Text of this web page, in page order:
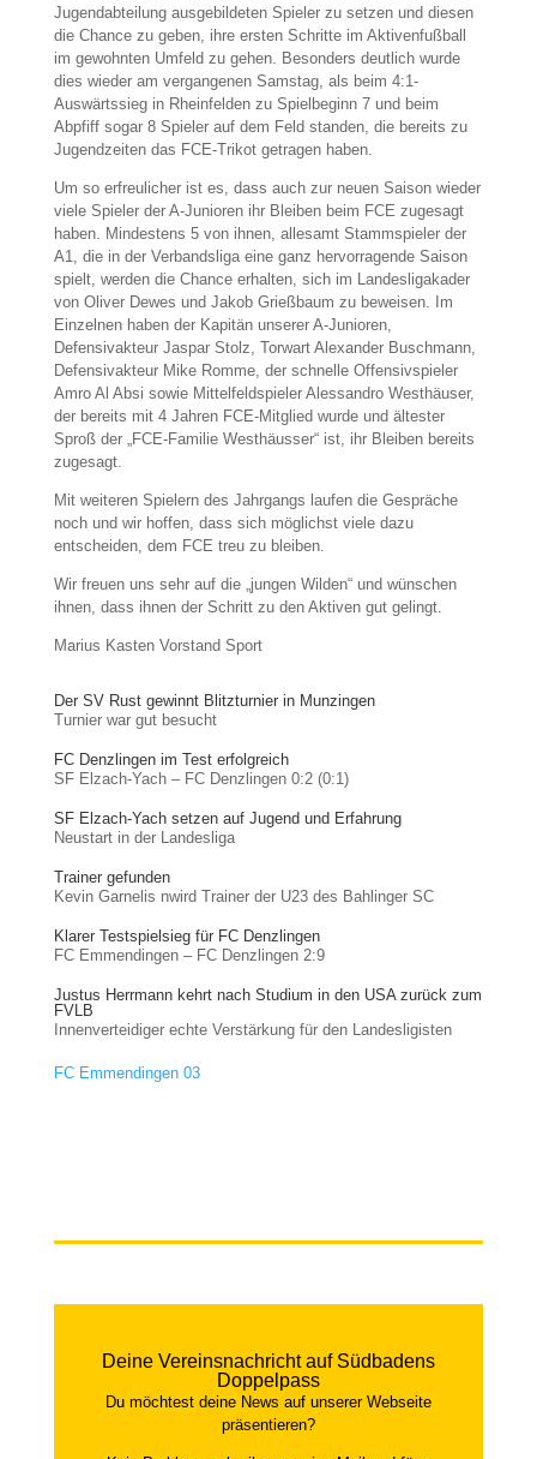
Jugendabteilung ausgebildeten Spieler zu setzen und diesen
die Chance zu geben, ihre ersten Schritte im Aktivenfußball
im gewohnten Umfeld zu gehen. Besonders deutlich wurde
dies wieder am vergangenen Samstag, als beim 4:1-
Auswärtssieg in Rheinfelden zu Spielbeginn 7 und beim
Abpfiff sogar 8 Spieler auf dem Feld standen, die bereits zu
Jugendzeiten das FCE-Trikot getragen haben.
Um so erfreulicher ist es, dass auch zur neuen Saison wieder
viele Spieler der A-Junioren ihr Bleiben beim FCE zugesagt
haben. Mindestens 5 von ihnen, allesamt Stammspieler der
A1, die in der Verbandsliga eine ganz hervorragende Saison
spielt, werden die Chance erhalten, sich im Landesligakader
von Oliver Dewes und Jakob Grießbaum zu beweisen. Im
Einzelnen haben der Kapitän unserer A-Junioren,
Defensivakteur Jaspar Stolz, Torwart Alexander Buschmann,
Defensivakteur Mike Romme, der schnelle Offensivspieler
Amro Al Absi sowie Mittelfeldspieler Alessandro Westhäuser,
der bereits mit 4 Jahren FCE-Mitglied wurde und ältester
Sproß der „FCE-Familie Westhäusser“ ist, ihr Bleiben bereits
zugesagt.
Mit weiteren Spielern des Jahrgangs laufen die Gespräche
noch und wir hoffen, dass sich möglichst viele dazu
entscheiden, dem FCE treu zu bleiben.
Wir freuen uns sehr auf die „jungen Wilden“ und wünschen
ihnen, dass ihnen der Schritt zu den Aktiven gut gelingt.
Marius Kasten Vorstand Sport
Der SV Rust gewinnt Blitzturnier in Munzingen
Turnier war gut besucht
FC Denzlingen im Test erfolgreich
SF Elzach-Yach – FC Denzlingen 0:2 (0:1)
SF Elzach-Yach setzen auf Jugend und Erfahrung
Neustart in der Landesliga
Trainer gefunden
Kevin Garnelis nwird Trainer der U23 des Bahlinger SC
Klarer Testspielsieg für FC Denzlingen
FC Emmendingen – FC Denzlingen 2:9
Justus Herrmann kehrt nach Studium in den USA zurück zum
FVLB
Innenverteidiger echte Verstärkung für den Landesligisten
FC Emmendingen 03
Deine Vereinsnachricht auf Südbadens
Doppelpass
Du möchtest deine News auf unserer Webseite
präsentieren?